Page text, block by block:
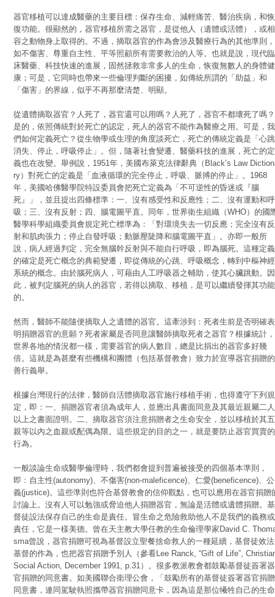
器官移植可以達成醫藥的主要目標：保存生命、減輕痛苦、醫治疾病，和恢
復功能。很顯然的，器官移植所需之器官，是從他人（遺體或活體），或相
容之動物身上取得的。不過，摘取器官的作為會涉及醫療行為的其他準則，
如不傷害、尊重自主性、平等照顧所有需要救治的人等。也就是說，現代臨
床醫藥、科技快速的進展，固然拯救非常多人的生命，恢復無數人的身體健
康；可是，它同時也帶來一些倫理判斷的困擾，如傳統所謂的「助益」和
「傷害」的界線，似乎不再那麼清楚、明顯。
從遺體摘取器官？人死了，器官還可以用嗎？人死了，器官不都壞死了嗎？
是的，依照傳統對於死亡的認定，死人的器官不能作為醫療之用。可是，我
們如何定義死亡？從生物學或生理的角度談死亡，死亡的傳統定義是「心跳
消失、停止，呼吸停止」。但，隨著社會變遷、醫藥科技的進展，死亡的定
義也在改變。舉例說，1951年，美國布萊克法律辭典（Black’s Law
ry）對死亡的定義是「血液循環的完全停止，呼吸、脈搏的停止」。1968
年，美國哈佛醫學院特設委員會把死亡定義為「不可逆性的昏迷或『腦
死』」，並且提出四條標準：一、沒有感受性和反應性；二、沒有運動和呼
吸；三、沒有反射；四、腦電圖平直。同年，世界衛生組織（WHO）的國
醫學科學組織委員會規定死亡標準為：「對環境失去一切反應；完全沒有反
射和肌肉張力；停止自發呼吸；動脈壓陡降和腦電圖平直」。亦即一般所
說，病人經過判定，完全無腦幹反射與不能自行呼吸，即為腦死。這種定義
的確定是死亡概念的典範變遷，即從傳統的心跳、呼吸概念，轉到中樞神經
系統的概念。由於腦死病人，可藉由人工呼吸器之輔助，使其心臟跳動。因
此，被判定腦死的病人的器官，若得以摘取、移植，是可以繼續發揮其功能
的。
然而，醫師不能隨便摘取人之遺體的器官。這牽涉到：死者生前是否明確表
明捐贈器官的意願？死者家屬是否同意讓醫師摘取死者之器官？根據統計，
世界各地的情況都一樣，需要器官的病人數目，總是比捐出的器官多好幾
倍。這就是為甚麼有些機構和團體（包括基督教會）致力於宣導器官捐贈的
善行義舉。
根據台灣現行的法律，醫師自活體摘取器官施行移植手術，也得遵守下列規
定，即：一、捐贈器官者須為成年人，並應出具書面同意及其最近親屬二人
以上之書面證明。二、摘取器官須注意捐贈者之生命安全，並以移植於其五
親等以內之血親或配偶為限。這些規定的目的之一，就是要防止器官買賣的
行為。
一般談論生命或醫學倫理時，我們都會提到普遍被接受的四個基本準則，
即﹕自主性(autonomy)、不傷害(non-maleficence)、仁愛(beneficence)、公
義(justice)。這些準則也符合基督教會的信仰觀點，也可以應用在器官捐贈
討論上。沒有人可以勉強或脅迫他人捐贈器官，無論是活體或遺體捐贈。基
督徒設法保存自己的生命是責任。冒生命之危險救助他人不是我們的義務或
責任，它是一樣美德。曾在天主教大學任教的生命倫理學家David C.
sma曾說，器官捐贈可視為基督設立聖餐捨命救人的一種延續，基督徒效法
基督的作為，也把器官捐贈予別人（參看Lee Ranck, “Gift of Life”,
Social Action, December 1991, p.31）。很多教派教會都鼓勵基督徒簽署器
官捐贈的同意書。如美國聯合衛理公會，「鼓勵所有的基督徒簽署器官捐贈
同意書，連同駕駛執照攜帶器官捐贈同意卡，因為這是那位犧牲自己的生命